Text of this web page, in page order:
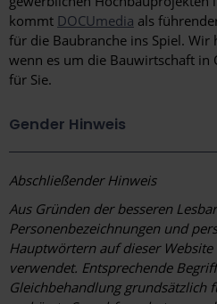
kommt DOCUmedia als
für die Baubranche ins Spiel. Wir
wenn es um die Bauwirtschaft in
für Sie.
Gender Hinweis
Abschließender Hinweis
Aus Gründen der besseren
Personenbezeichnungen und
Hauptwörtern auf dieser
verwendet. Entsprechende
Gleichbehandlung grundsätzlich